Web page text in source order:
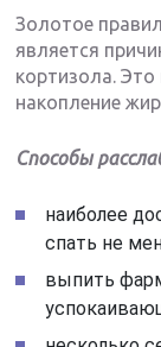
Золотое
является
кортизола.
накопление
Способы
наиболее
спать не
выпить